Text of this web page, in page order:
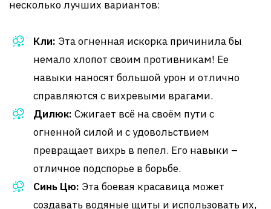
несколько лучших вариантов:
Кли: Эта огненная искорка причинила бы
немало хлопот своим противникам! Ее
навыки наносят большой урон и отлично
справляются с вихревыми врагами.
Дилюк: Сжигает всё на своём пути с
огненной силой и с удовольствием
превращает вихрь в пепел. Его навыки –
отличное подспорье в борьбе.
Синь Цю: Эта боевая красавица может
создавать водяные щиты и использовать их,